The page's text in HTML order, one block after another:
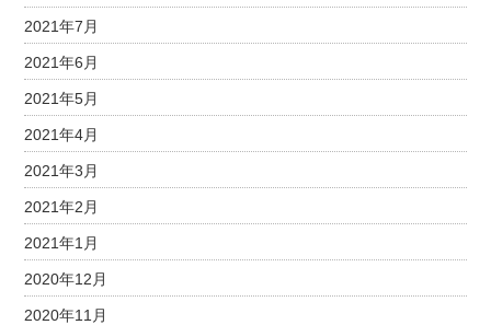
2021年7月
2021年6月
2021年5月
2021年4月
2021年3月
2021年2月
2021年1月
2020年12月
2020年11月